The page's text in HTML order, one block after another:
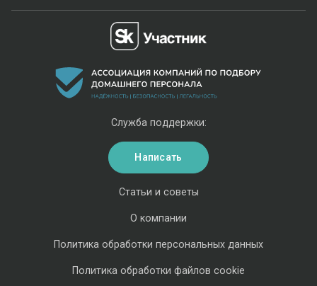
Статьи и советы
О компании
Политика обработки персональных данных
Политика обработки файлов cookie
Служба поддержки:
Написать